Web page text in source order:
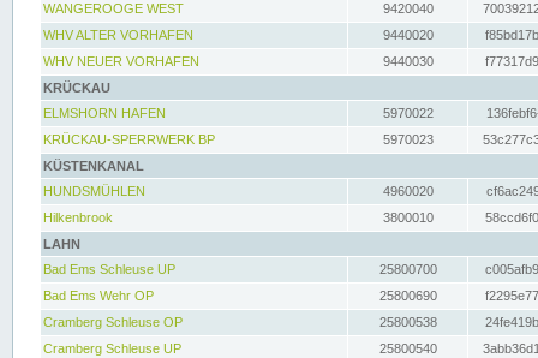
WANGEROOGE WEST
9420040
WHV ALTER VORHAFEN
9440020
WHV NEUER VORHAFEN
9440030
KRÜCKAU
ELMSHORN HAFEN
5970022
KRÜCKAU-SPERRWERK BP
5970023
KÜSTENKANAL
HUNDSMÜHLEN
4960020
Hilkenbrook
3800010
LAHN
Bad Ems Schleuse UP
25800700
Bad Ems Wehr OP
25800690
Cramberg Schleuse OP
25800538
Cramberg Schleuse UP
25800540